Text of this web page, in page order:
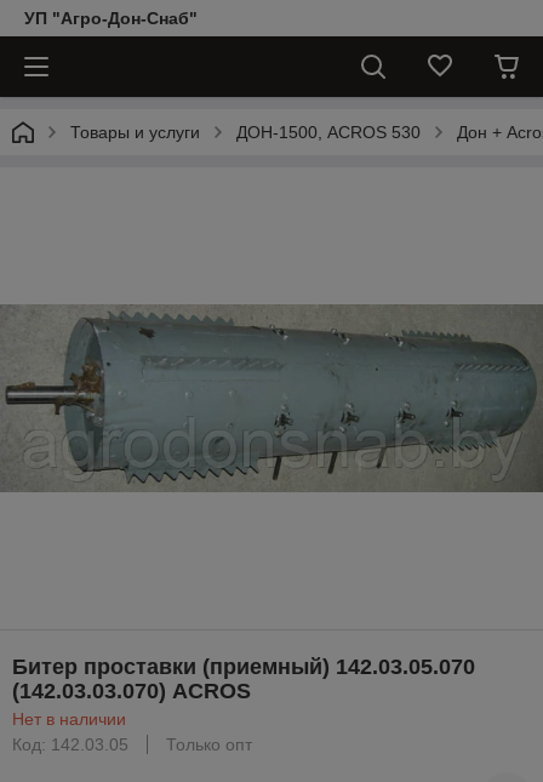
УП "Агро-Дон-Снаб"
Товары и услуги ДОН-1500, АCROS 530 Дон +
Битер проставки (приемный) 142.03.05.070
(142.03.03.070) ACROS
Нет в наличии
Код: 142.03.05
Только опт